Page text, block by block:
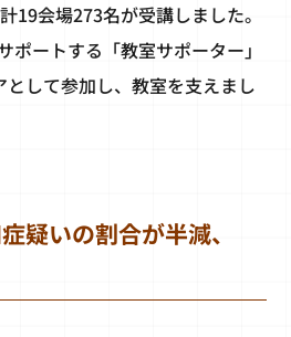
19会場273名が受講しました。
ポートする「教室サポーター」
して参加し、教室を支えまし
疑いの割合が半減、